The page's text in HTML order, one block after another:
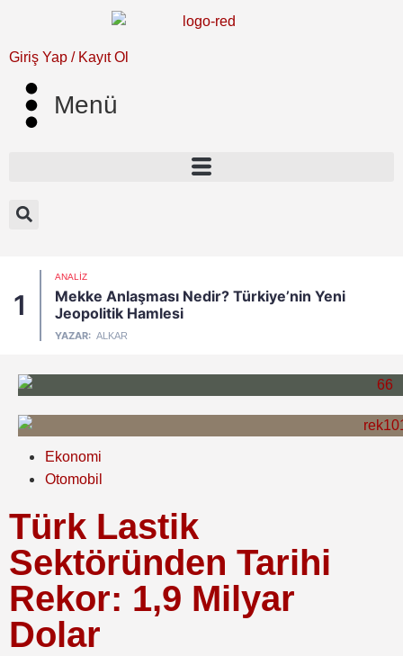
Giriş Yap / Kayıt Ol
Menü
1
ANALIZ
Mekke Anlaşması Nedir? Türkiye’nin Yeni
Jeopolitik Hamlesi
YAZAR: ALKAR
Ekonomi
Otomobil
Türk Lastik
Sektöründen Tarihi
Rekor: 1,9 Milyar
Dolar